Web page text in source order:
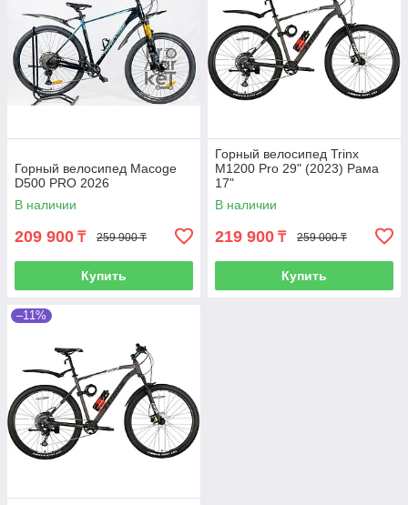
Горный велосипед Macoge
D500 PRO 2026
В наличии
209 900 ₸ 259 900 ₸
Купить
Горный велосипед Trinx
M1200 Pro 29" (2023) Рама
17"
В наличии
219 900 ₸ 259 000 ₸
Купить
–11%